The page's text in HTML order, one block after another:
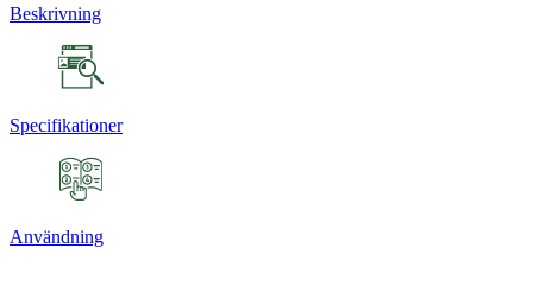
Beskrivning
Specifikationer
Användning